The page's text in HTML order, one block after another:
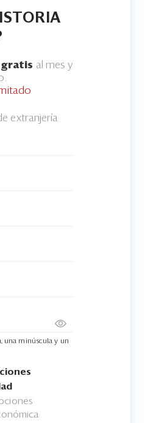
al mes y
extranjería
una minúscula y un